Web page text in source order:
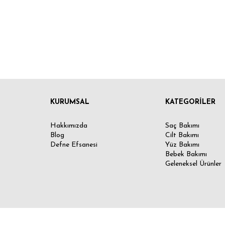
KURUMSAL
Hakkımızda
Blog
Defne Efsanesi
KATEGORİLER
Saç Bakımı
Cilt Bakımı
Yüz Bakımı
Bebek Bakımı
Geleneksel Ürünler